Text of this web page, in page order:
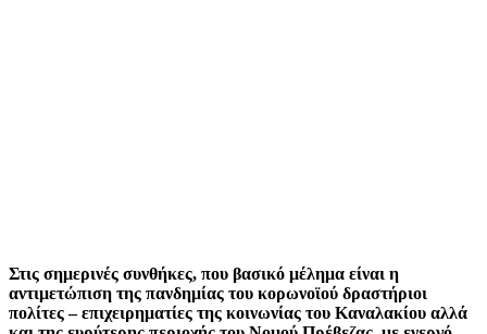
Στις σημερινές συνθήκες, που βασικό μέλημα είναι η
αντιμετώπιση της πανδημίας του κορωνοϊού δραστήριοι
πολίτες – επιχειρηματίες της κοινωνίας του Καναλακίου αλλά